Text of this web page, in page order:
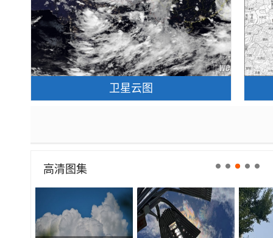
卫星云图
高清图集